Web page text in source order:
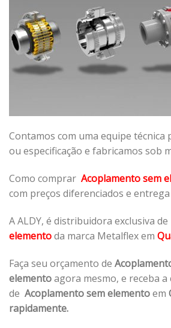
Contamos com uma equipe técnica
ou especificação e fabricamos sob
Como comprar Acoplamento sem
com preços diferenciados e
A ALDY, é distribuidora exclusiva de
elementoda marca Metalflex em
Faça seu orçamento de
elementoagora mesmo, e receba
de Acoplamento sem elementoem
rapidamente.